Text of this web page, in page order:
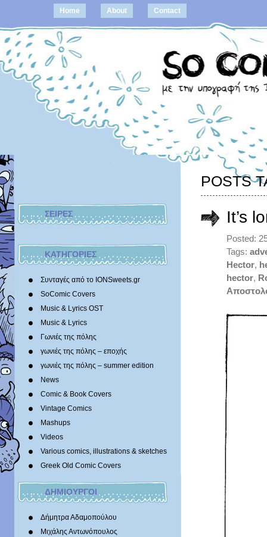
Home About Contact
ΣΕΙΡΕΣ
ΚΑΤΗΓΟΡΙΕΣ
Συνταγές από το IONSweets.gr
SoComic Covers
Music & Lyrics OST
Music & Lyrics
Γωνιές της πόλης
γωνιές της πόλης – εποχής
γωνιές της πόλης – summer edition
News
Comic & Book Covers
Vintage Comics
Mashups
Videos
Various comics, illustrations & sketches
Greek Old Comic Covers
ΔΗΜΙΟΥΡΓΟΙ
Δήμητρα Αδαμοπούλου
Μιχάλης Αντωνόπουλος
POSTS
It’s
Posted:
Tags:
Hector,
hector,